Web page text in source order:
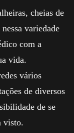
cheias de
variedade
com a
vida.
vários
de diversos
de se
visto.